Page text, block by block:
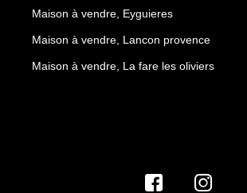
Maison à vendre, Eyguieres
Maison à vendre, Lancon provence
Maison à vendre, La fare les oliviers